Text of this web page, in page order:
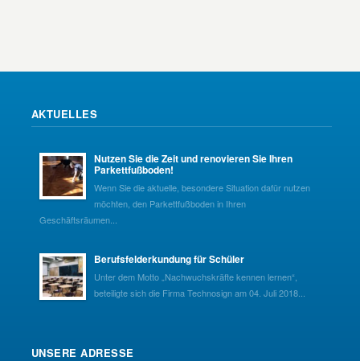
AKTUELLES
Nutzen Sie die Zeit und renovieren Sie Ihren
Parkettfußboden!
Wenn Sie die aktuelle, besondere Situation dafür nutzen
möchten, den Parkettfußboden in Ihren
Geschäftsräumen...
Berufsfelderkundung für Schüler
Unter dem Motto „Nachwuchskräfte kennen lernen“,
beteiligte sich die Firma Technosign am 04. Juli 2018...
UNSERE ADRESSE